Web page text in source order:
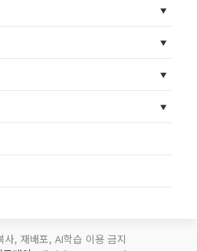
, 재배포, AI학습 이용 금지